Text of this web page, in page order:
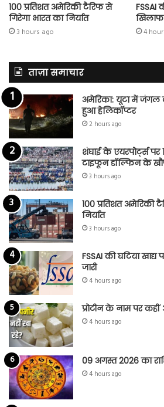
100 प्रतिशत अमेरिकी टैरिफ से
गिरेगा भारत का निर्यात
3 hours ago
FSSAI
खिलाफ
4
ताज़ा समाचार
अमेरिका: यूटा में
हुआ हेलिकॉप्टर
2 hours ago
शंघाई के एयरपोर्ट्स पर
टाइफून डॉल्फिन के
3 hours ago
100 प्रतिशत अमेरिकी
निर्यात
3 hours ago
FSSAI की घटिया खाद्य
जारी
4 hours ago
प्रोटीन के नाम पर कहीं
4 hours ago
09 अगस्त 2026 का
4 hours ago